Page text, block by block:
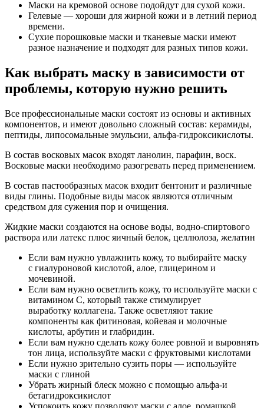
Маски на кремовой основе подойдут для сухой кожи.
Гелевые — хороши для жирной кожи и в летний период
времени.
Сухие порошковые маски и тканевые маски имеют
разное назначение и подходят для разных типов кожи.
Как выбрать маску в зависимости от
проблемы, которую нужно решить
Все профессиональные маски состоят из основы и активных
компонентов, и имеют довольно сложный состав: керамиды,
пептиды, липосомальные эмульсии, альфа-гидроксикислоты.
В состав восковых масок входят ланолин, парафин, воск.
Восковые маски необходимо разогревать перед применением.
В состав пастообразных масок входит бентонит и различные
виды глины. Подобные виды масок являются отличным
средством для сужения пор и очищения.
Жидкие маски создаются на основе воды, водно-спиртового
раствора или латекс плюс яичный белок, целлюлоза, желатин
Если вам нужно увлажнить кожу, то выбирайте маску
с гиалуроновой кислотой, алое, глицерином и
мочевиной.
Если вам нужно осветлить кожу, то используйте маски с
витамином С, который также стимулирует
выработку коллагена. Также осветляют такие
компоненты как фитиновая, койевая и молочные
кислоты, арбутин и глабридин.
Если вам нужно сделать кожу более ровной и выровнять
тон лица, используйте маски с фруктовыми кислотами
Если нужно зрительно сузить поры — используйте
маски с глиной
Убрать жирный блеск можно с помощью альфа-и
бетагидроксикислот
Успокоить кожу позволяют маски с алое, ромашкой,